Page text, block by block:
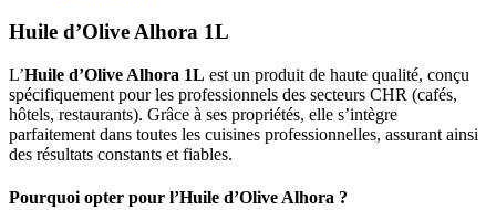
Huile d’Olive Alhora 1L
L’Huile d’Olive Alhora 1L est un produit de haute qualité, conçu
spécifiquement pour les professionnels des secteurs CHR (cafés,
hôtels, restaurants). Grâce à ses propriétés, elle s’intègre
parfaitement dans toutes les cuisines professionnelles, assurant ainsi
des résultats constants et fiables.
Pourquoi opter pour l’Huile d’Olive Alhora ?